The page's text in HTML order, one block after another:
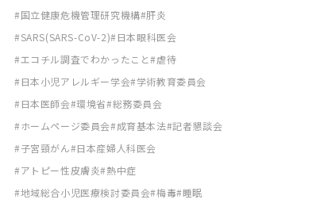
国立健康危機管理研究機構 肝炎
SARS(SARS-CoV-2) 日本眼科医会
エコチル調査でわかったこと 虐待
日本小児アレルギー学会 学術教育委員会
日本医師会 環境省 総務委員会
ホームページ委員会 成育基本法 記者懇談会
子宮頸がん
日本産婦人科医会
アトピー性皮膚炎 熱中症
地域総合小児医療検討委員会 梅毒 睡眠